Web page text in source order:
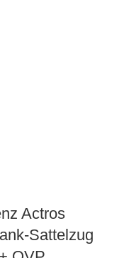
Actros
Sattelzug